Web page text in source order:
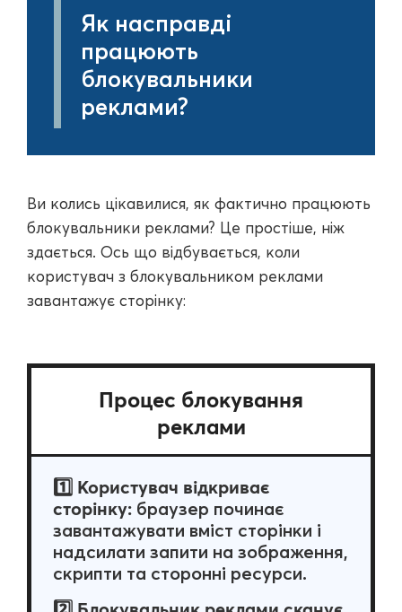
Як насправді
працюють
блокувальники
реклами?
Ви колись цікавилися, як фактично працюють
блокувальники реклами? Це простіше, ніж
здається. Ось що відбувається, коли
користувач з блокувальником реклами
завантажує сторінку:
Процес блокування
реклами
1️⃣ Користувач відкриває
сторінку: браузер починає
завантажувати вміст сторінки і
надсилати запити на зображення,
скрипти та сторонні ресурси.